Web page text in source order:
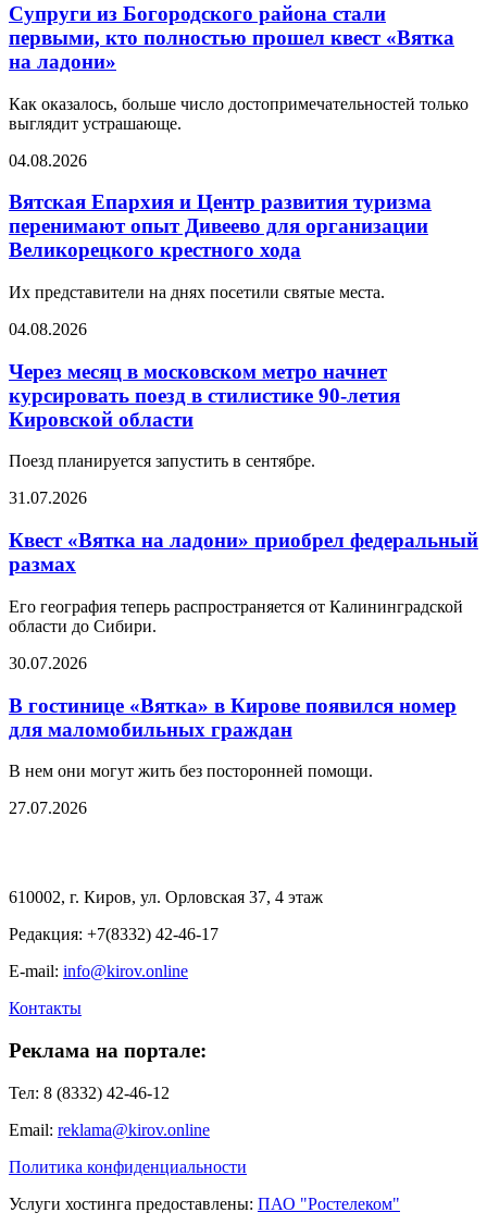
Супруги из Богородского района стали
первыми, кто полностью прошел квест «Вятка
на ладони»
Как оказалось, больше число достопримечательностей только
выглядит устрашающе.
04.08.2026
Вятская Епархия и Центр развития туризма
перенимают опыт Дивеево для организации
Великорецкого крестного хода
Их представители на днях посетили святые места.
04.08.2026
Через месяц в московском метро начнет
курсировать поезд в стилистике 90-летия
Кировской области
Поезд планируется запустить в сентябре.
31.07.2026
Квест «Вятка на ладони» приобрел федеральный
размах
Его география теперь распространяется от Калининградской
области до Сибири.
30.07.2026
В гостинице «Вятка» в Кирове появился номер
для маломобильных граждан
В нем они могут жить без посторонней помощи.
27.07.2026
610002, г. Киров, ул. Орловская 37, 4 этаж
Редакция: +7(8332) 42-46-17
E-mail: info@kirov.online
Контакты
Реклама на портале:
Тел: 8 (8332) 42-46-12
Email: reklama@kirov.online
Политика конфиденциальности
Услуги хостинга предоставлены: ПАО "Ростелеком"